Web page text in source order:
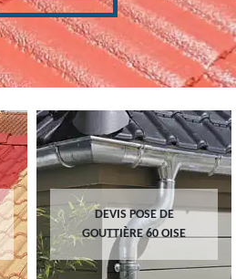
DEVIS POSE DE
GOUTTIÈRE 60 OISE